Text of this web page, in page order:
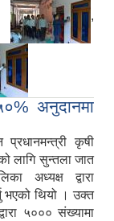
,
अनुदानमा
कृषी
लागि सुन्तला जात
अध्यक्ष द्वारा
भएको थियो । उक्त
५००० संख्यामा